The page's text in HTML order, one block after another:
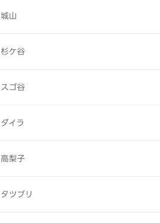
城山
杉ケ谷
スゴ谷
ダイラ
高梨子
タツブリ